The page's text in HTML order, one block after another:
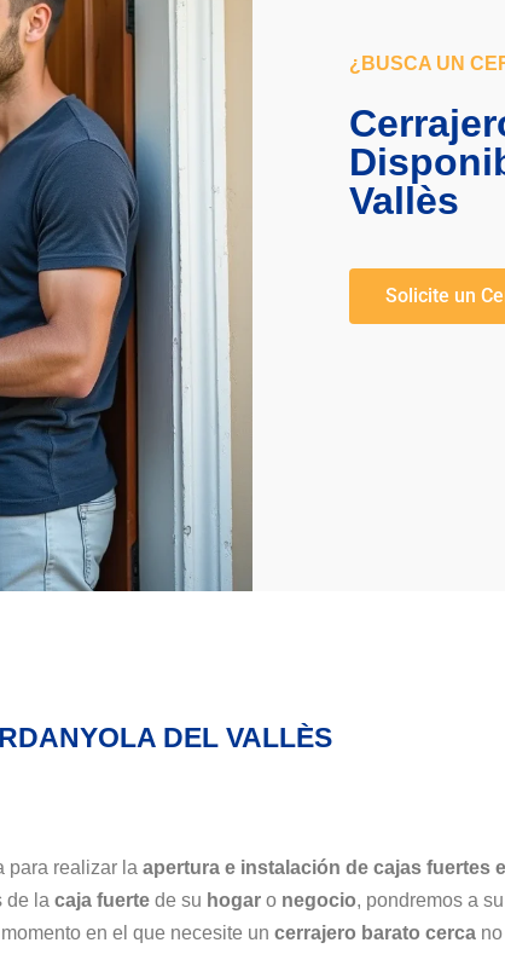
¿BUSCA UN
Vallès
Solicite un
DEL VALLÈS
para realizar la apertura e instalación de cajas fuertes
de la caja fuerte de su hogar o negocio, pondremos a
en el que necesite un cerrajero barato cerca